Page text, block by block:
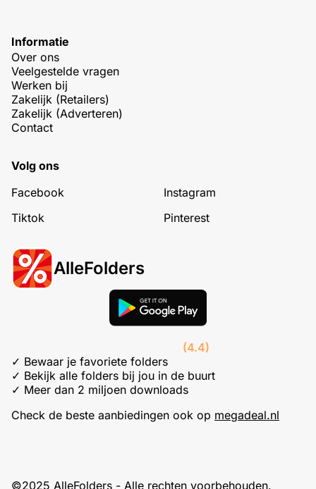
Informatie
Over ons
Veelgestelde vragen
Werken bij
Zakelijk (Retailers)
Zakelijk (Adverteren)
Contact
Volg ons
Facebook
Instagram
Tiktok
Pinterest
AlleFolders
(4.4)
✓ Bewaar je favoriete folders
✓ Bekijk alle folders bij jou in de buurt
✓ Meer dan 2 miljoen downloads
Check de beste aanbiedingen ook op megadeal.nl
©2025 AlleFolders - Alle rechten voorbehouden.